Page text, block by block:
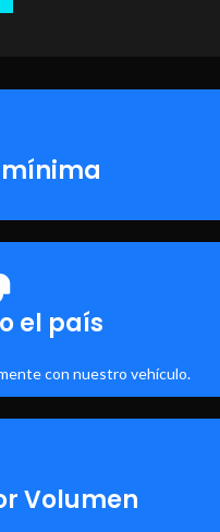
el país
con nuestro vehículo.
Volumen